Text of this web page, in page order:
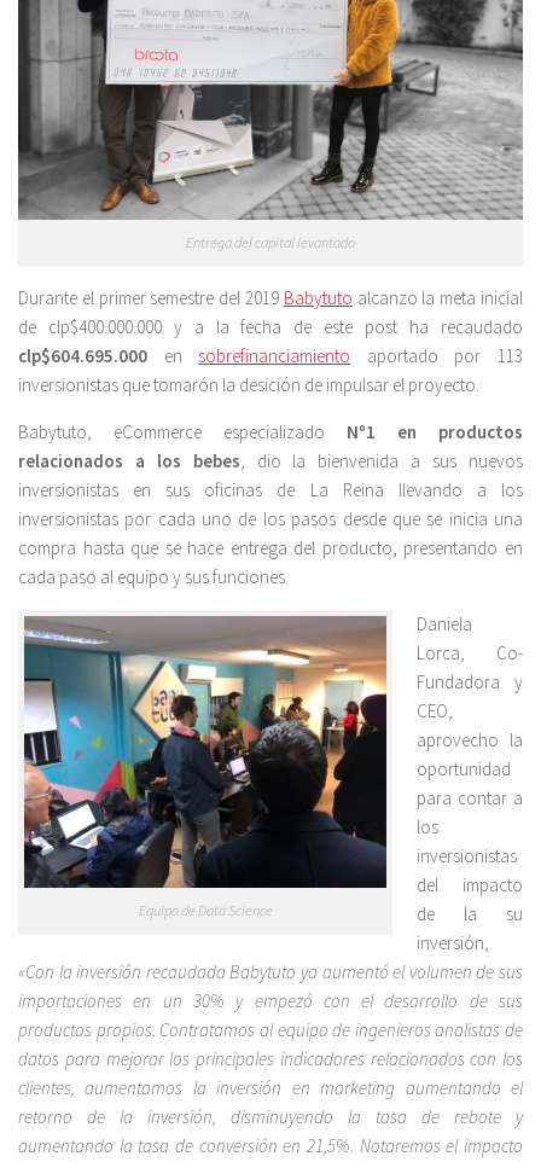
Entrega del capital levantado
Durante el primer semestre del 2019 Babytuto alcanzo la meta inicial
de clp$400.000.000 y a la fecha de este post ha recaudado
clp$604.695.000 en sobrefinanciamiento aportado por 113
inversionistas que tomarón la desición de impulsar el proyecto.
Babytuto, eCommerce especializado Nº1 en productos
relacionados a los bebes, dio la bienvenida a sus nuevos
inversionistas en sus oficinas de La Reina llevando a los
inversionistas por cada uno de los pasos desde que se inicia una
compra hasta que se hace entrega del producto, presentando en
cada paso al equipo y sus funciones.
Equipo de Data Science
Daniela
Lorca, Co-
Fundadora y
CEO,
aprovecho la
oportunidad
para contar a
los
inversionistas
del impacto
de la su
inversión,
«Con la inversión recaudada Babytuto ya aumentó el volumen de sus
importaciones en un 30% y empezó con el desarrollo de sus
productos propios. Contratamos al equipo de ingenieros analistas de
datos para mejorar los principales indicadores relacionados con los
clientes, aumentamos la inversión en marketing aumentando el
retorno de la inversión, disminuyendo la tasa de rebote y
aumentando la tasa de conversión en 21,5%. Notaremos el impacto